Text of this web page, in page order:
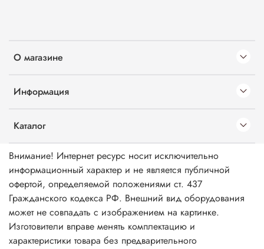
О магазине
Информация
Каталог
Внимание! Интернет ресурс носит исключительно
информационный характер и не является публичной
офертой, определяемой положениями ст. 437
Гражданского кодекса РФ. Внешний вид оборудования
может не совпадать с изображением на картинке.
Изготовители вправе менять комплектацию и
характеристики товара без предварительного